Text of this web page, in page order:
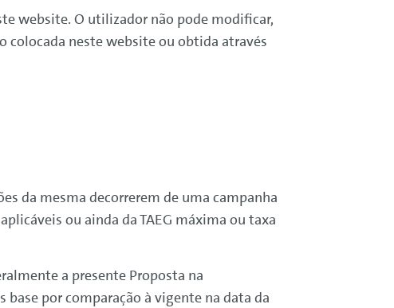
website. O utilizador não pode modificar,
neste website ou obtida através
da mesma decorrerem de uma campanha
ou ainda da TAEG máxima ou taxa
a presente Proposta na
por comparação à vigente na data da